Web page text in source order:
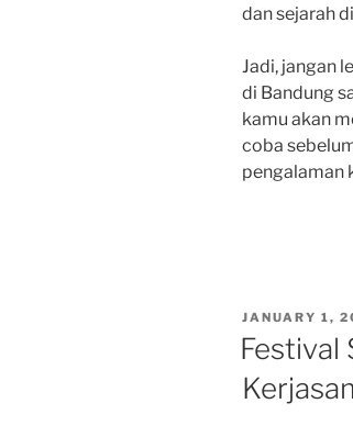
dan sejarah
Jadi, jangan
di Bandung
kamu akan
coba
pengalaman
POSTED
ON
JANUARY 1,
Festival